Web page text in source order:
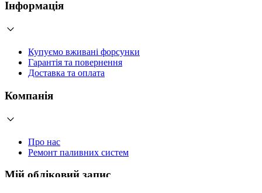
Інформація
Купуємо вживані форсунки
Гарантія та повернення
Доставка та оплата
Компанія
Про нас
Ремонт паливних систем
Мій обліковий запис